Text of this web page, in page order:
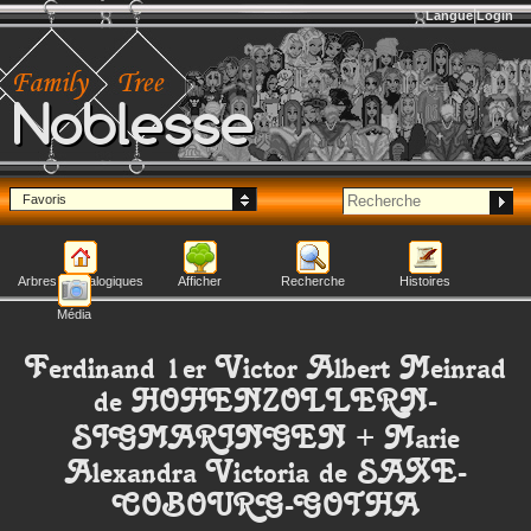
Noblesse
Langue Login
Favoris
Arbres généalogiques Afficher Recherche Histoires
Média
Ferdinand 1er Victor Albert Meinrad
de HOHENZOLLERN-
SIGMARINGEN + Marie
Alexandra Victoriade SAXE-
COBOURG-GOTHA